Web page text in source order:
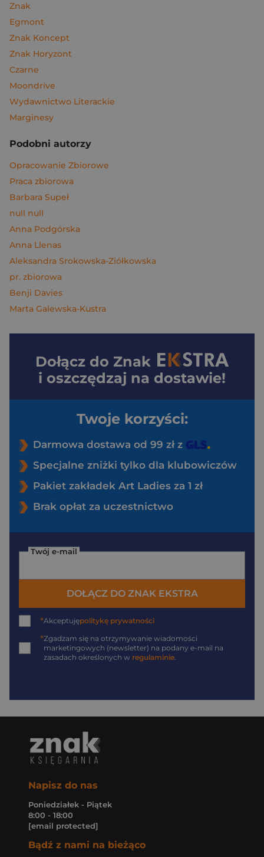
Znak
Egmont
Znak Koncept
Znak Horyzont
Czarne
Moondrive
Wydawnictwo Literackie
Marginesy
Podobni autorzy
Opracowanie Zbiorowe
Praca zbiorowa
Barbara Supeł
null null
Anna Podgórska
Anna Llenas
Aleksandra Srokowska-Ziółkowska
pr. zbiorowa
Benji Davies
Marta Galewska-Kustra
Dołącz do Znak
i oszczędzaj na dostawie!
Twoje korzyści:
Darmowa dostawa od 99 zł z
Specjalne zniżki tylko dla klubowiczów
Pakiet zakładek Art Ladies za 1 zł
Brak opłat za uczestnictwo
Twój e-mail
DOŁĄCZ DO ZNAK EKSTRA
*Akceptujępolitykę prywatności
*Zgadzam się na otrzymywanie wiadomości
marketingowych (newsletter) na podany e-mail na
zasadach określonych w regulaminie.
Napisz do nas
Poniedziałek - Piątek
8:00 - 18:00
[email protected]
Bądź z nami na bieżąco